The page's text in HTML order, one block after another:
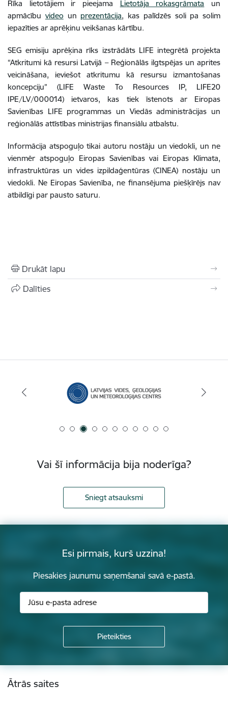
Rīka lietotājiem ir pieejama Lietotāja rokasgrāmata un
apmācību video un prezentācija, kas palīdzēs soli pa solim
iepazīties ar aprēķinu veikšanas kārtību.
SEG emisiju aprēķina rīks izstrādāts LIFE integrētā projekta
“Atkritumi kā resursi Latvijā – Reģionālās ilgtspējas un aprites
veicināšana, ieviešot atkritumu kā resursu izmantošanas
koncepciju” (LIFE Waste To Resources IP, LIFE20
IPE/LV/000014) ietvaros, kas tiek īstenots ar Eiropas
Savienības LIFE programmas un Viedās administrācijas un
reģionālās attīstības ministrijas finansiālu atbalstu.
Informācija atspoguļo tikai autoru nostāju un viedokli, un ne
vienmēr atspoguļo Eiropas Savienības vai Eiropas Klimata,
infrastruktūras un vides izpildaģentūras (CINEA) nostāju un
viedokli. Ne Eiropas Savienība, ne finansējuma piešķīrējs nav
atbildīgi par pausto saturu.
Drukāt lapu
Dalīties
Vai šī informācija bija noderīga?
Sniegt atsauksmi
Esi pirmais, kurš uzzina!
Piesakies jaunumu saņemšanai savā e-pastā.
Kājene
Ātrās saites